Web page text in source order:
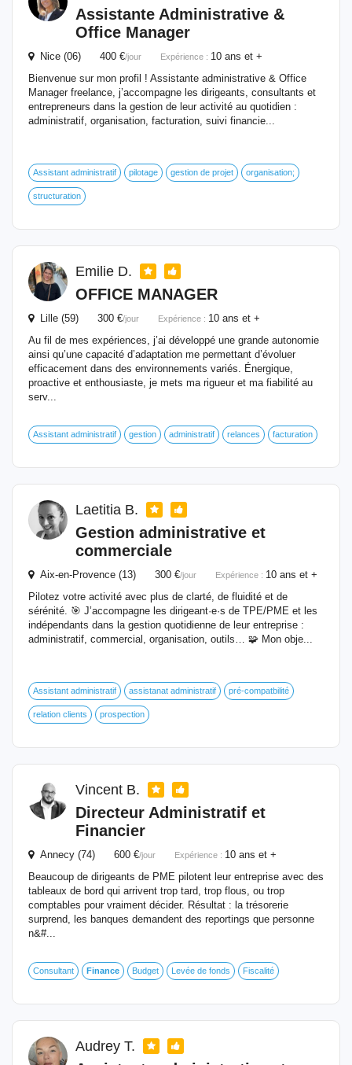
Assistante Administrative &
Office Manager
Nice (06) 400 €/jour Expérience : 10 ans et +
Bienvenue sur mon profil ! Assistante administrative & Office
Manager freelance, j’accompagne les dirigeants, consultants et
entrepreneurs dans la gestion de leur activité au quotidien :
administratif, organisation, facturation, suivi financie...
Assistant administratif pilotage gestion de projet organisation;
structuration
Emilie D.
OFFICE MANAGER
Lille (59) 300 €/jour Expérience : 10 ans et +
Au fil de mes expériences, j’ai développé une grande autonomie
ainsi qu’une capacité d’adaptation me permettant d’évoluer
efficacement dans des environnements variés. Énergique,
proactive et enthousiaste, je mets ma rigueur et ma fiabilité au
serv...
Assistant administratif gestion administratif relances facturation
Laetitia B.
Gestion administrative et
commerciale
Aix-en-Provence (13) 300 €/jour Expérience : 10 ans et +
Pilotez votre activité avec plus de clarté, de fluidité et de
sérénité. 🎯 J’accompagne les dirigeant·e·s de TPE/PME et les
indépendants dans la gestion quotidienne de leur entreprise :
administratif, commercial, organisation, outils… 🧩 Mon obje...
Assistant administratif assistanat administratif pré-compatbilité
relation clients prospection
Vincent B.
Directeur Administratif et
Financier
Annecy (74) 600 €/jour Expérience : 10 ans et +
Beaucoup de dirigeants de PME pilotent leur entreprise avec des
tableaux de bord qui arrivent trop tard, trop flous, ou trop
comptables pour vraiment décider. Résultat : la trésorerie
surprend, les banques demandent des reportings que personne
n&#...
Consultant Finance Budget Levée de fonds Fiscalité
Audrey T.